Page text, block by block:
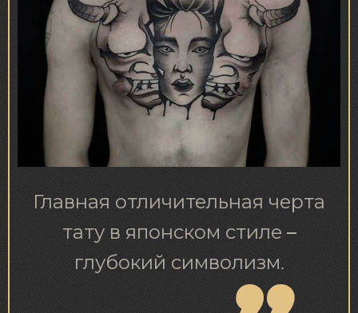
Главная отличительная черта
тату в японском стиле –
глубокий символизм.